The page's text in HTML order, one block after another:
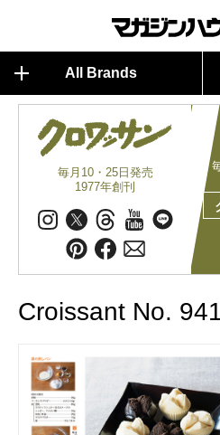
All Brands
毎月10・25日発売
1977年創刊
Croissant No.